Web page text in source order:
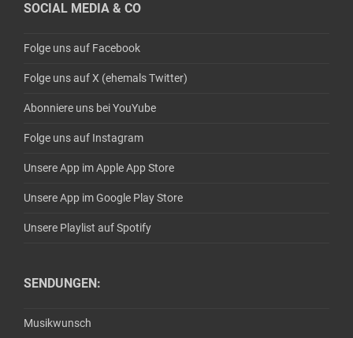
SOCIAL MEDIA & CO
Folge uns auf Facebook
Folge uns auf X (ehemals Twitter)
Abonniere uns bei YouYube
Folge uns auf Instagram
Unsere App im Apple App Store
Unsere App im Google Play Store
Unsere Playlist auf Spotify
SENDUNGEN:
Musikwunsch